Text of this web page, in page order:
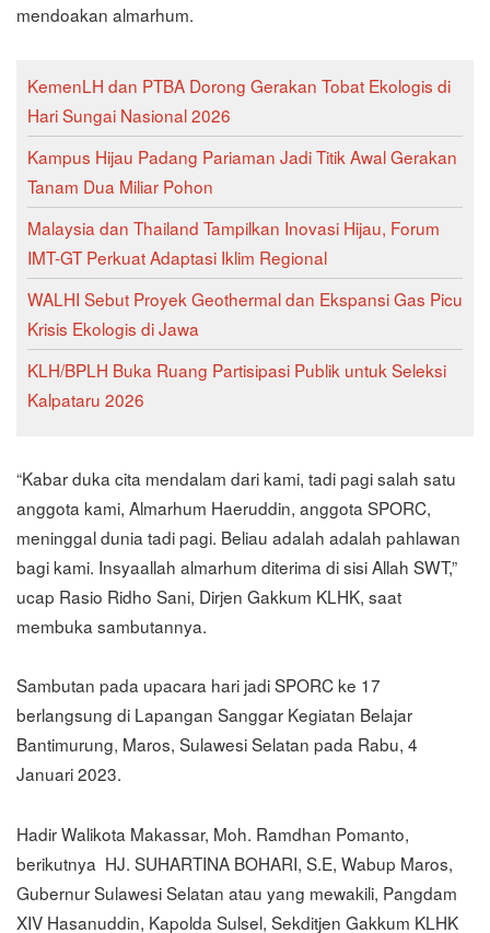
mendoakan almarhum.
KemenLH dan PTBA Dorong Gerakan Tobat Ekologis di
Hari Sungai Nasional 2026
Kampus Hijau Padang Pariaman Jadi Titik Awal Gerakan
Tanam Dua Miliar Pohon
Malaysia dan Thailand Tampilkan Inovasi Hijau, Forum
IMT-GT Perkuat Adaptasi Iklim Regional
WALHI Sebut Proyek Geothermal dan Ekspansi Gas Picu
Krisis Ekologis di Jawa
KLH/BPLH Buka Ruang Partisipasi Publik untuk Seleksi
Kalpataru 2026
“Kabar duka cita mendalam dari kami, tadi pagi salah satu
anggota kami, Almarhum Haeruddin, anggota SPORC,
meninggal dunia tadi pagi. Beliau adalah adalah pahlawan
bagi kami. Insyaallah almarhum diterima di sisi Allah SWT,”
ucap Rasio Ridho Sani, Dirjen Gakkum KLHK, saat
membuka sambutannya.
Sambutan pada upacara hari jadi SPORC ke 17
berlangsung di Lapangan Sanggar Kegiatan Belajar
Bantimurung, Maros, Sulawesi Selatan pada Rabu, 4
Januari 2023.
Hadir Walikota Makassar, Moh. Ramdhan Pomanto,
berikutnya HJ. SUHARTINA BOHARI, S.E, Wabup Maros,
Gubernur Sulawesi Selatan atau yang mewakili, Pangdam
XIV Hasanuddin, Kapolda Sulsel, Sekditjen Gakkum KLHK